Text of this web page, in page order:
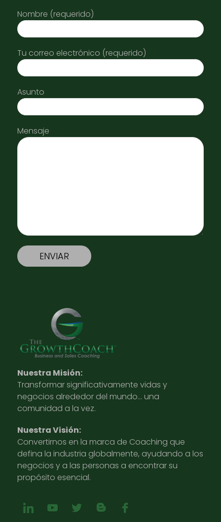
Nombre (requerido)
Tu correo electrónico (requerido)
Asunto
Mensaje
Nuestra Misión:
Transformar significativamente vidas y
negocios alrededor del mundo… una
comunidad a la vez.
Nuestra Visión:
Convertirnos en la marca de Coaching que
defina la industria globalmente, ayudando a los
negocios y a las personas a encontrar su
propósito esencial.